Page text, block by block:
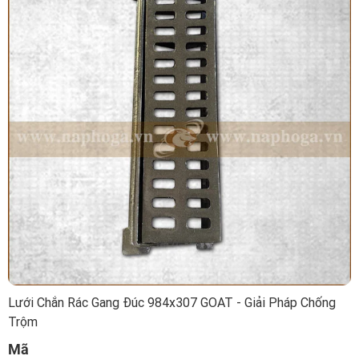
Lưới Chắn Rác Gang Đúc 984x307 GOAT - Giải Pháp Chống
Trộm
Mã